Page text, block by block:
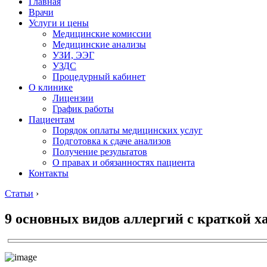
Врачи
Услуги и цены
Медицинские комиссии
Медицинские анализы
УЗИ, ЭЭГ
УЗДС
Процедурный кабинет
О клинике
Лицензии
График работы
Пациентам
Порядок оплаты медицинских услуг
Подготовка к сдаче анализов
Получение результатов
О правах и обязанностях пациента
Контакты
Статьи ›
9 основных видов аллергий с краткой